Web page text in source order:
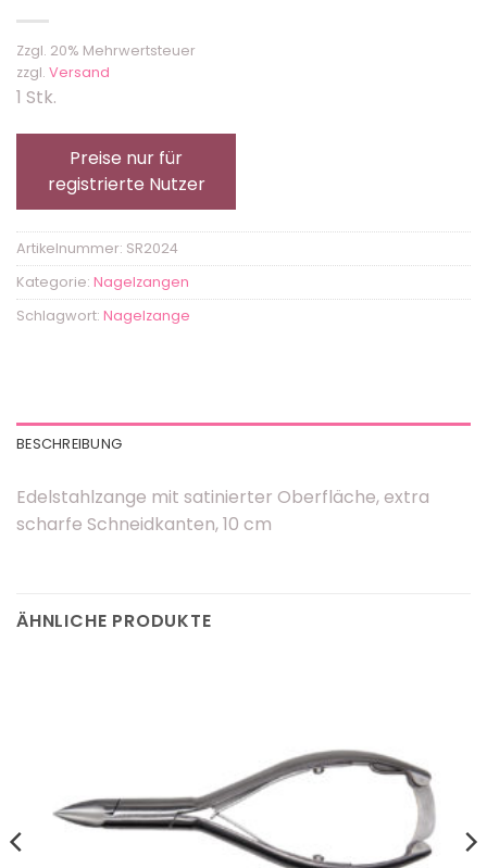
Zzgl. 20% Mehrwertsteuer
zzgl. Versand
1 Stk.
Preise nur für
registrierte Nutzer
Artikelnummer: SR2024
Kategorie: Nagelzangen
Schlagwort: Nagelzange
BESCHREIBUNG
Edelstahlzange mit satinierter Oberfläche, extra
scharfe Schneidkanten, 10 cm
ÄHNLICHE PRODUKTE